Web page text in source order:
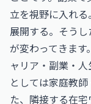
立を視野に入れ
展開する。そう
が変わってきま
ャリア・副業・
としては家庭教
た、隣接する在宅